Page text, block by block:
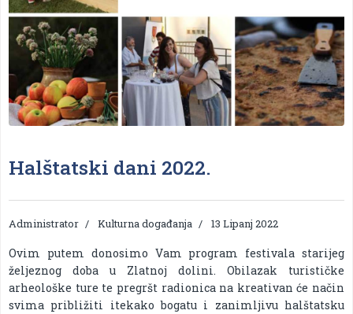
Halštatski dani 2022.
Administrator Kulturna događanja 13 Lipanj 2022
Ovim putem donosimo Vam program festivala starijeg
željeznog doba u Zlatnoj dolini. Obilazak turističke
arheološke ture te pregršt radionica na kreativan će način
svima približiti itekako bogatu i zanimljivu halštatsku